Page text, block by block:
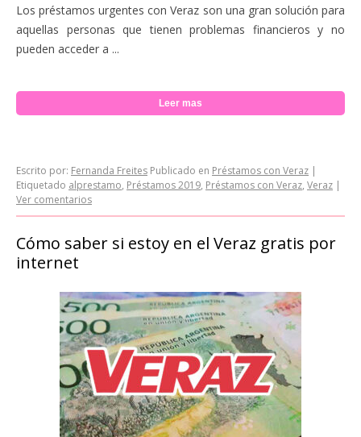
Los préstamos urgentes con Veraz son una gran solución para
aquellas personas que tienen problemas financieros y no
pueden acceder a ...
Leer mas
Escrito por: Fernanda Freites Publicado en Préstamos con Veraz |
Etiquetado alprestamo, Préstamos 2019, Préstamos con Veraz, Veraz |
Ver comentarios
Cómo saber si estoy en el Veraz gratis por
internet